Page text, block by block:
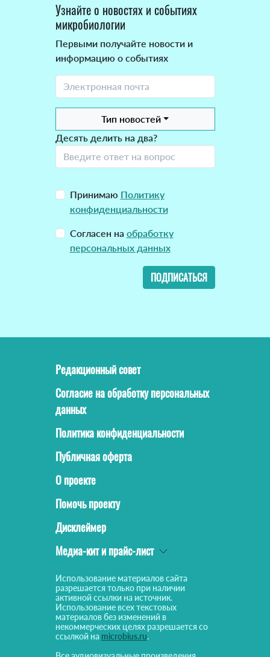
Узнайте о новостях и событиях
микробиологии
Первыми получайте новости и
информацию о событиях
Тип новостей
Десять делить на два?
Принимаю Политику
конфиденциальности
Согласен на обработку
персональных данных
ПОДПИСАТЬСЯ
Редакционный совет
Согласие на обработку персональных
данных
Политика конфиденциальности
Публичная оферта
О проекте
Помочь проекту
Дисклеймер
Медиа-кит и прайс-лист
Использование материалов сайта
разрешается только при наличии
активной ссылки на источник.
Использование всех текстовых
материалов без изменений в
некоммерческих целях разрешается со
ссылкой на microbius.ru.